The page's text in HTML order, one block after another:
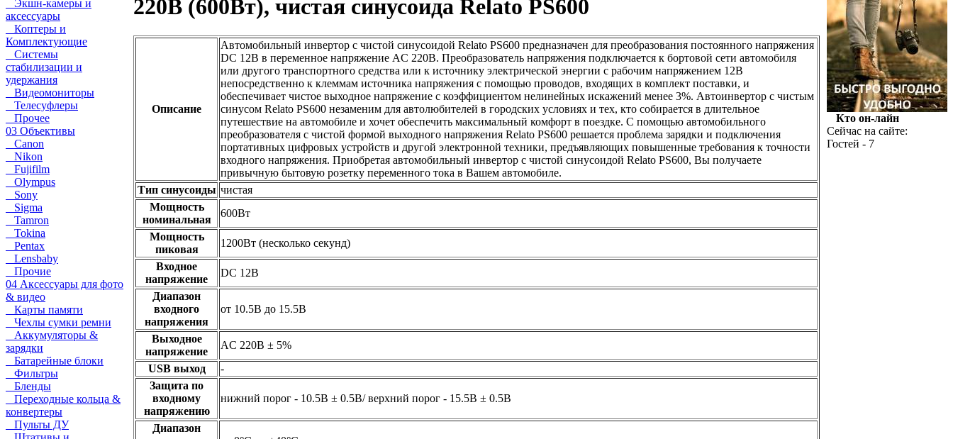
Экшн-камеры и
аксессуары
Коптеры и
Комплектующие
Системы
стабилизации и
удержания
Видеомониторы
Телесуфлеры
Прочее
03 Объективы
Canon
Nikon
Fujifilm
Olympus
Sony
Sigma
Tamron
Tokina
Pentax
Lensbaby
Прочие
04 Аксессуары для фото
& видео
Карты памяти
Чехлы сумки ремни
Аккумуляторы &
зарядки
Батарейные блоки
Фильтры
Бленды
Переходные кольца &
конвертеры
Пульты ДУ
220В (600Вт), чистая синусоида Relato PS600
Описание
Автомобильный инвертор с чистой синусоидой Relato PS600 предназначен для преобразования постоянного напряжения
DC 12В в переменное напряжение AC 220В. Преобразователь напряжения подключается к бортовой сети автомобиля
или другого транспортного средства или к источнику электрической энергии с рабочим напряжением 12В
непосредственно к клеммам источника напряжения с помощью проводов, входящих в комплект поставки, и
обеспечивает чистое выходное напряжение с коэффициентом нелинейных искажений менее 3%. Автоинвертор с чистым
синусом Relato PS600 незаменим для автолюбителей в городских условиях и тех, кто собирается в длительное
путешествие на автомобиле и хочет обеспечить максимальный комфорт в поездке. С помощью автомобильного
преобразователя с чистой формой выходного напряжения Relato PS600 решается проблема зарядки и подключения
портативных цифровых устройств и другой электронной техники, предъявляющих повышенные требования к точности
входного напряжения. Приобретая автомобильный инвертор с чистой синусоидой Relato PS600, Вы получаете
привычную бытовую розетку переменного тока в Вашем автомобиле.
Тип синусоиды чистая
Мощность
номинальная
600Вт
Мощность
пиковая
1200Вт (несколько секунд)
Входное
напряжение
DC 12В
Диапазон
входного
напряжения
от 10.5В до 15.5В
Выходное
напряжение
AC 220В ± 5%
USB выход
-
Защита по
входному
напряжению
нижний порог - 10.5В ± 0.5В/ верхний порог - 15.5В ± 0.5В
Диапазон
Кто он-лайн
Сейчас на сайте:
Гостей - 7